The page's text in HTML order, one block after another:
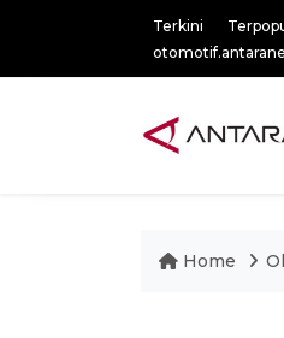
Terkini
Home